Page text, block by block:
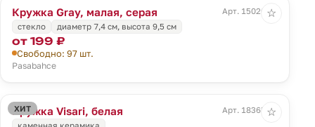
Кружка Gray, малая, серая
Арт. 15020.11
стекло
диаметр 7,4 см, высота 9,5 см
от 199 ₽
Свободно: 97 шт.
Pasabahce
☆
ХИТ
Кружка Visari, белая
Арт. 18365.60
☆